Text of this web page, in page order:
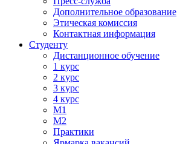
Дополнительное образование
Этическая комиссия
Контактная информация
Студенту
Дистанционное обучение
1 курс
2 курс
3 курс
4 курс
М1
М2
Практики